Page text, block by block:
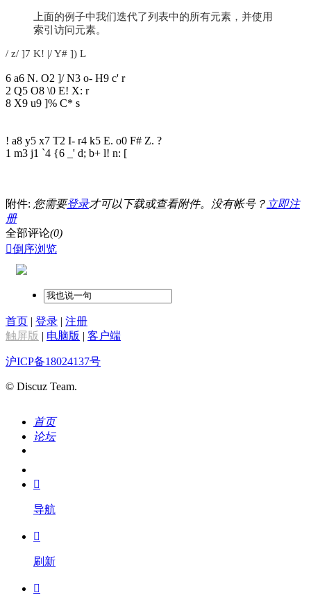
上面的例子中我们迭代了列表中的所有元素，并使用
索引访问元素。
/ z/ ]7 K! |/ Y# ]) L
6 a6 N. O2 ]/ N3 o- H9 c' r
2 Q5 O8 \0 E! X: r
8 X9 u9 ]% C* s
! a8 y5 x7 T2 I- r4 k5 E. o0 F# Z. ?
1 m3 j1 `4 {6 _' d; b+ l! n: [
附件: 您需要登录才可以下载或查看附件。没有帐号？ 立即注
册
全部评论(0)
倒序浏览
首页 | 登录 | 注册
触屏版 | 电脑版 | 客户端
沪ICP备18024137号
© Discuz Team.
首页
论坛
我的

导航

刷新
